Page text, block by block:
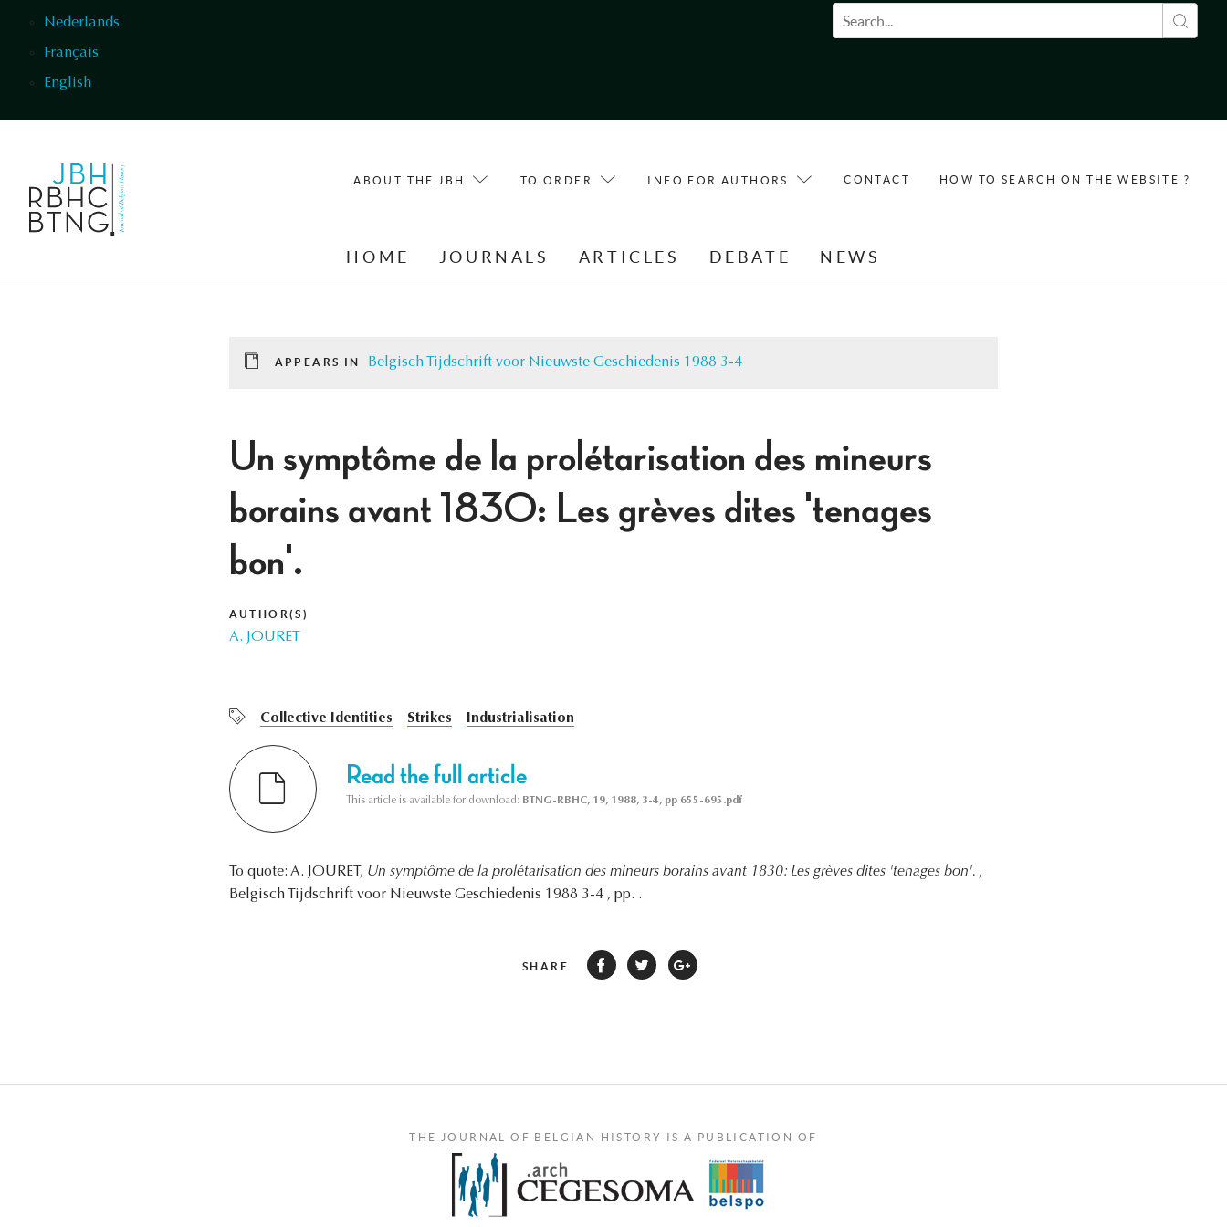
Nederlands
Français
English
Search form
ABOUT THE JBH TO ORDER INFO FOR AUTHORS CONTACT HOW TO SEARCH ON THE WEBSITE ?
HOME JOURNALS ARTICLES DEBATE NEWS
APPEARS IN Belgisch Tijdschrift voor Nieuwste Geschiedenis 1988 3-4
Un symptôme de la prolétarisation des mineurs
borains avant 1830: Les grèves dites 'tenages
bon'.
AUTHOR(S)
A. JOURET
Collective Identities Strikes Industrialisation
Read the full article
This article is available for download: BTNG-RBHC, 19, 1988, 3-4, pp 655-695.pdf
To quote: A. JOURET, Un symptôme de la prolétarisation des mineurs borains avant 1830: Les grèves dites 'tenages bon'. ,
Belgisch Tijdschrift voor Nieuwste Geschiedenis 1988 3-4 , pp. .
SHARE
THE JOURNAL OF BELGIAN HISTORY IS A PUBLICATION OF